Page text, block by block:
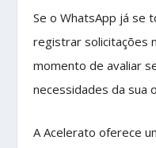
Se o WhatsApp já se
registrar solicitações
momento de avaliar
necessidades da sua
A Acelerato oferece